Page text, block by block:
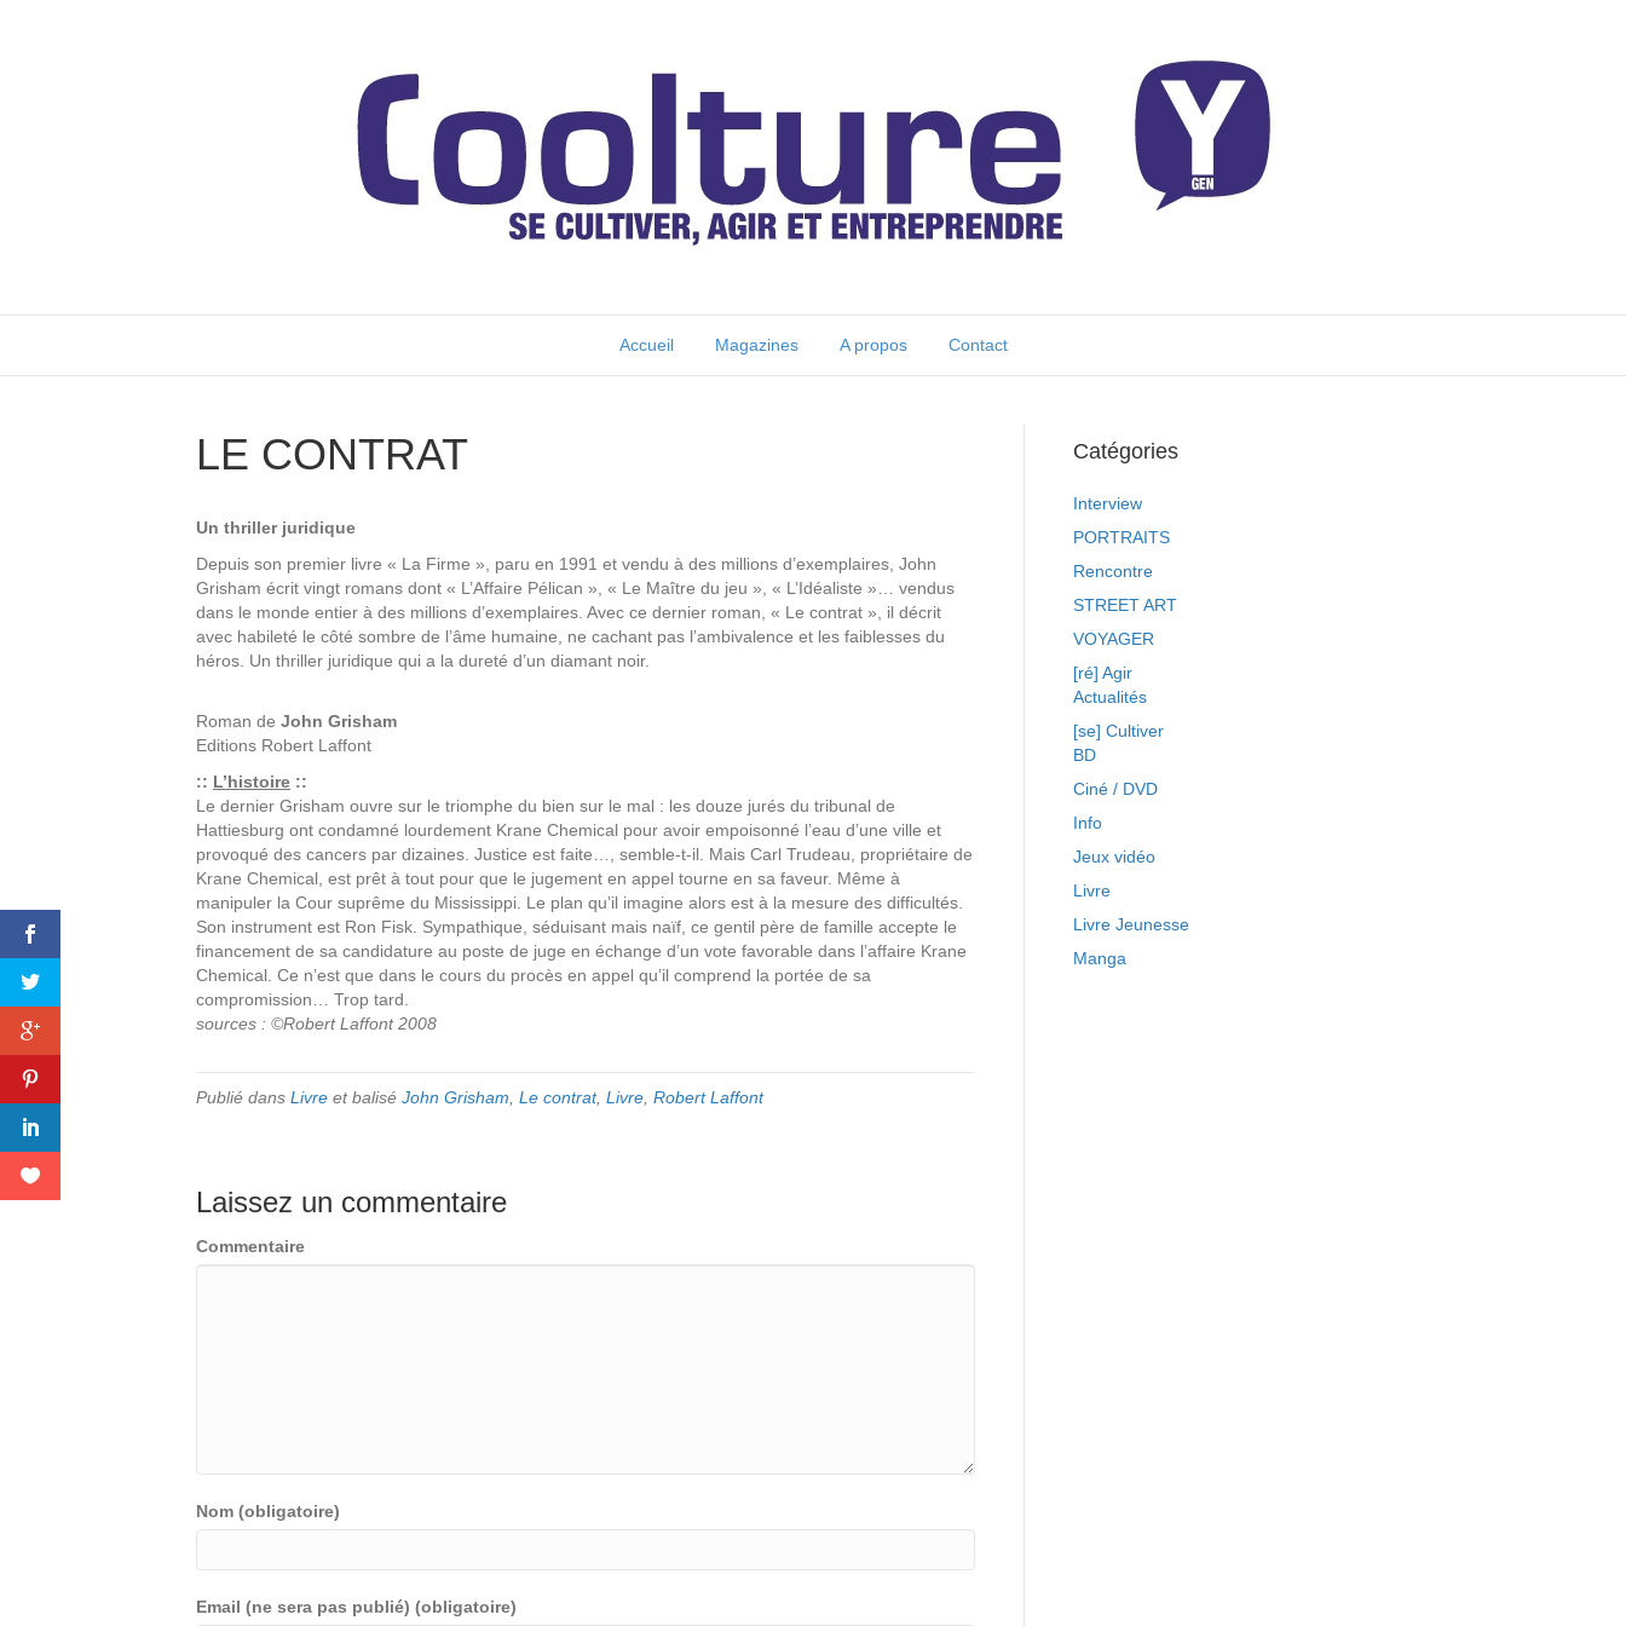
Accueil Magazines A propos Contact
LE CONTRAT
Un thriller juridique
Depuis son premier livre « La Firme », paru en 1991 et vendu à des millions d’exemplaires, John
Grisham écrit vingt romans dont « L’Affaire Pélican », « Le Maître du jeu », « L’Idéaliste »… vendus
dans le monde entier à des millions d’exemplaires. Avec ce dernier roman, « Le contrat », il décrit
avec habileté le côté sombre de l’âme humaine, ne cachant pas l’ambivalence et les faiblesses du
héros. Un thriller juridique qui a la dureté d’un diamant noir.
Roman de John Grisham
Editions Robert Laffont
:: L’histoire ::
Le dernier Grisham ouvre sur le triomphe du bien sur le mal : les douze jurés du tribunal de
Hattiesburg ont condamné lourdement Krane Chemical pour avoir empoisonné l’eau d’une ville et
provoqué des cancers par dizaines. Justice est faite…, semble-t-il. Mais Carl Trudeau, propriétaire de
Krane Chemical, est prêt à tout pour que le jugement en appel tourne en sa faveur. Même à
manipuler la Cour suprême du Mississippi. Le plan qu’il imagine alors est à la mesure des difficultés.
Son instrument est Ron Fisk. Sympathique, séduisant mais naïf, ce gentil père de famille accepte le
financement de sa candidature au poste de juge en échange d’un vote favorable dans l’affaire Krane
Chemical. Ce n’est que dans le cours du procès en appel qu’il comprend la portée de sa
compromission… Trop tard.
sources : ©Robert Laffont 2008
Publié dans Livre et balisé John Grisham Le contrat, Livre Robert Laffont
Laissez un commentaire
Commentaire
Nom (obligatoire)
Email (ne sera pas publié) (obligatoire)
Catégories
Interview
PORTRAITS
Rencontre
STREET ART
VOYAGER
[ré] Agir
Actualités
[se] Cultiver
BD
Ciné / DVD
Info
Jeux vidéo
Livre
Livre Jeunesse
Manga